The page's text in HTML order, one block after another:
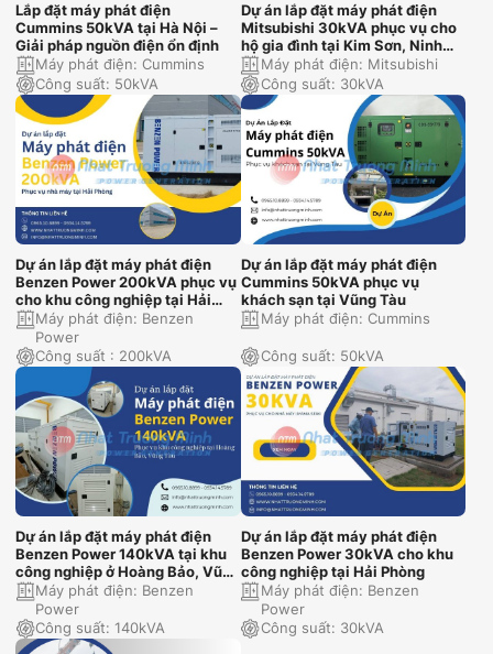
Lắp đặt máy phát điện
Cummins 50kVA tại Hà Nội –
Giải pháp nguồn điện ổn định
Máy phát điện:Cummins
Công suất: 50kVA
Dự án lắp đặt máy phát điện
Mitsubishi 30kVA phục vụ cho
hộ gia đình tại Kim Sơn, Ninh
BìnhMáy phát điện: Mitsubishi
Công suất: 30kVA
Dự án lắp đặt máy phát điện
Benzen Power 200kVA phục vụ
cho khu công nghiệp tại Hải
PhòngMáy phát điện: Benzen
Power
Công suất : 200kVA
Dự án lắp đặt máy phát điện
Cummins 50kVA phục vụ
khách sạn tại Vũng Tàu
Máy phát điện: Cummins
Công suất: 50kVA
Dự án lắp đặt máy phát điện
Benzen Power 140kVA tại khu
công nghiệp ở Hoàng Bảo, Vũng
TàuMáy phát điện: Benzen
Power
Công suất:140kVA
Dự án lắp đặt máy phát điện
Benzen Power 30kVA cho khu
công nghiệp tại Hải Phòng
Máy phát điện: Benzen
Power
Công suất: 30kVA